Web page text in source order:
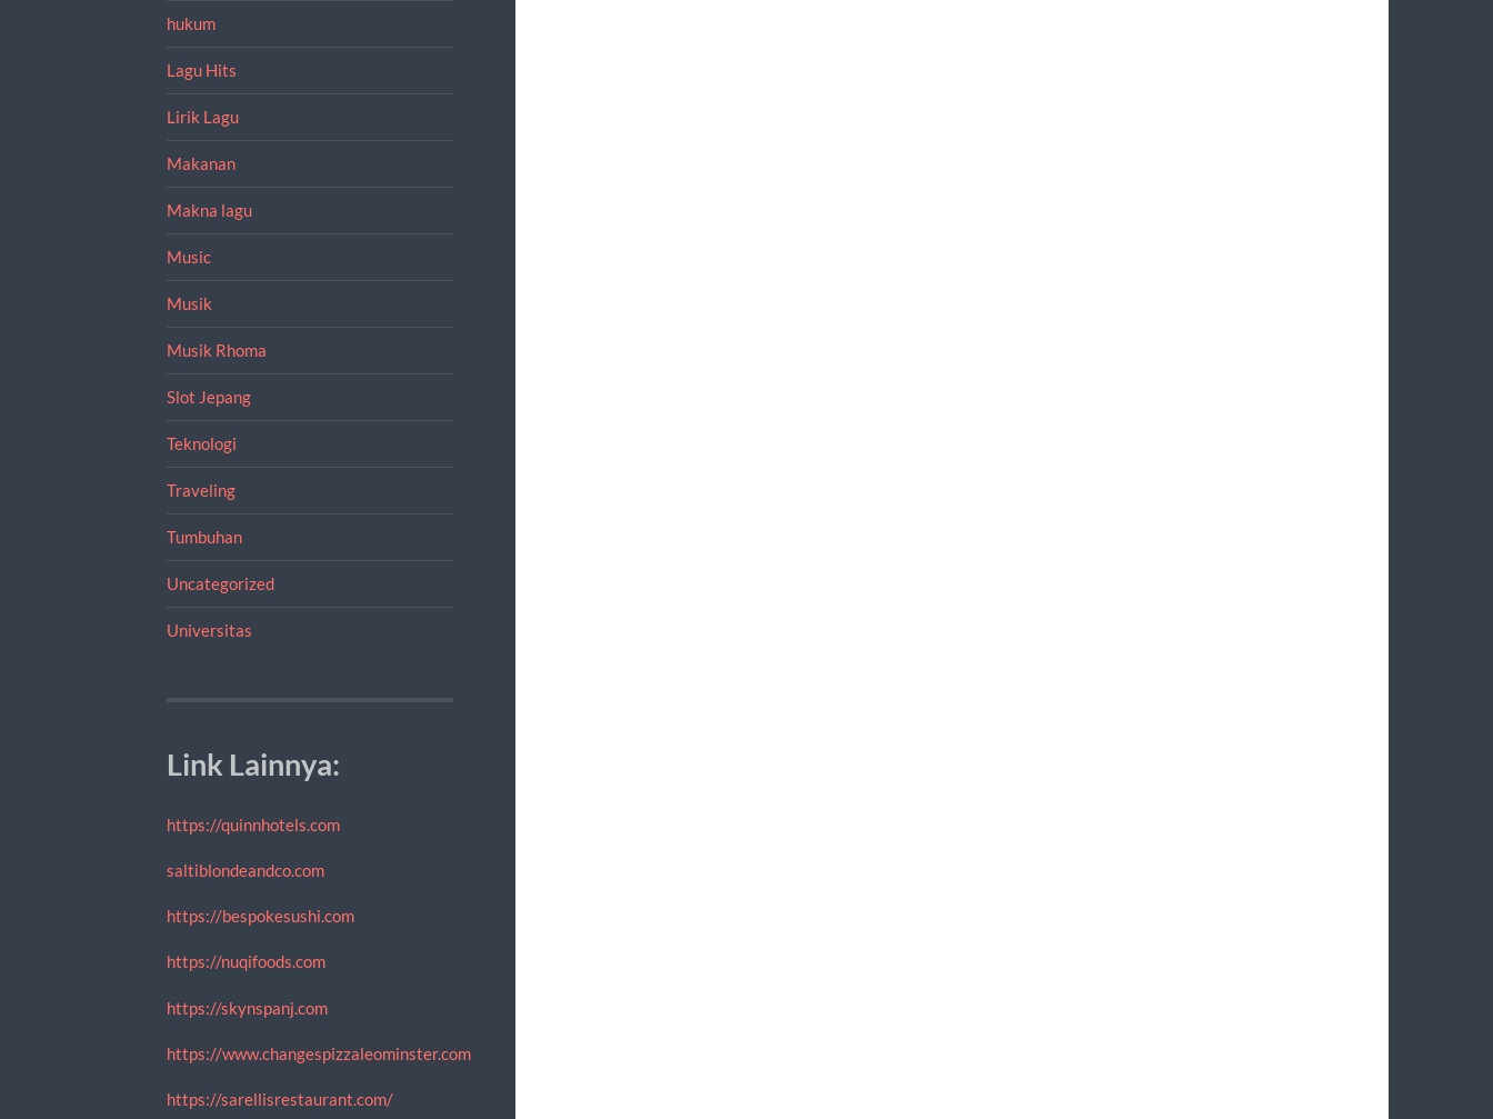
hukum
Lagu Hits
Lirik Lagu
Makanan
Makna lagu
Music
Musik
Musik Rhoma
Slot Jepang
Teknologi
Traveling
Tumbuhan
Uncategorized
Universitas
Link Lainnya:
https://quinnhotels.com
saltiblondeandco.com
https://bespokesushi.com
https://nuqifoods.com
https://skynspanj.com
https://www.changespizzaleominster.com
https://sarellisrestaurant.com/